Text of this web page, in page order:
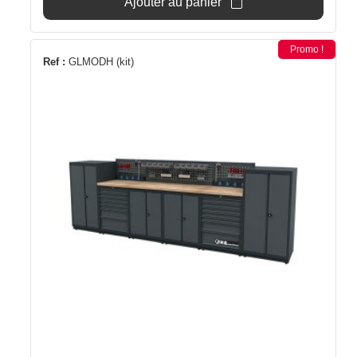
346,50€.
140€.
Ref : GLMODH (kit)
Promo !